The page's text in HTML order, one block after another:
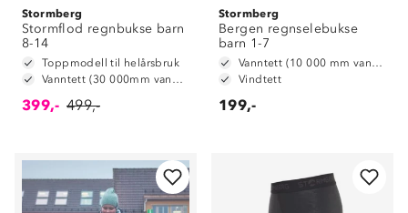
Stormberg
Stormflod regnbukse barn
8-14
Toppmodell til helårsbruk
Vanntett (30 000mm vannsøyle)
399,- 499,-
Stormberg
Bergen regnselebukse
barn 1-7
Vanntett (10 000 mm vannsøyle)
Vindtett
199,-